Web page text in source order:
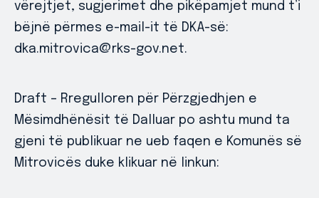
vërejtjet, sugjerimet dhe pikëpamjet mund t’i
bëjnë përmes e-mail-it të DKA-së:
dka.mitrovica@rks-gov.net.
Draft – Rregulloren për Përzgjedhjen e
Mësimdhënësit të Dalluar po ashtu mund ta
gjeni të publikuar ne ueb faqen e Komunës së
Mitrovicës duke klikuar në linkun: